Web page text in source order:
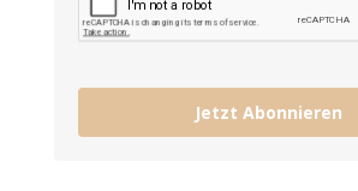
Jetzt Abonnieren